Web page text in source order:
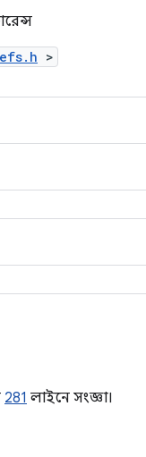
>
281 লাইনে সংজ্ঞা।